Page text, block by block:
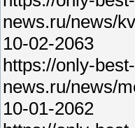
news.ru/news/
10-02-2063
https://only-best-
news.ru/news/
10-01-2062